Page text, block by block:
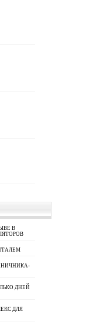
В
ДНЕЙ
ДЛЯ